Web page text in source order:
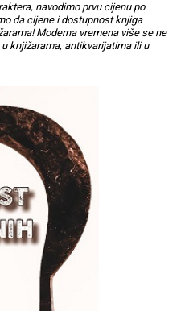
navodimo prvu cijenu po
da cijene i dostupnost knjiga
Moderna vremena više se ne
knjižarama, antikvarijatima ili u